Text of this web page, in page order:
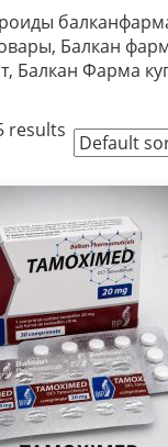
Балкан
Балкан Фарма
results